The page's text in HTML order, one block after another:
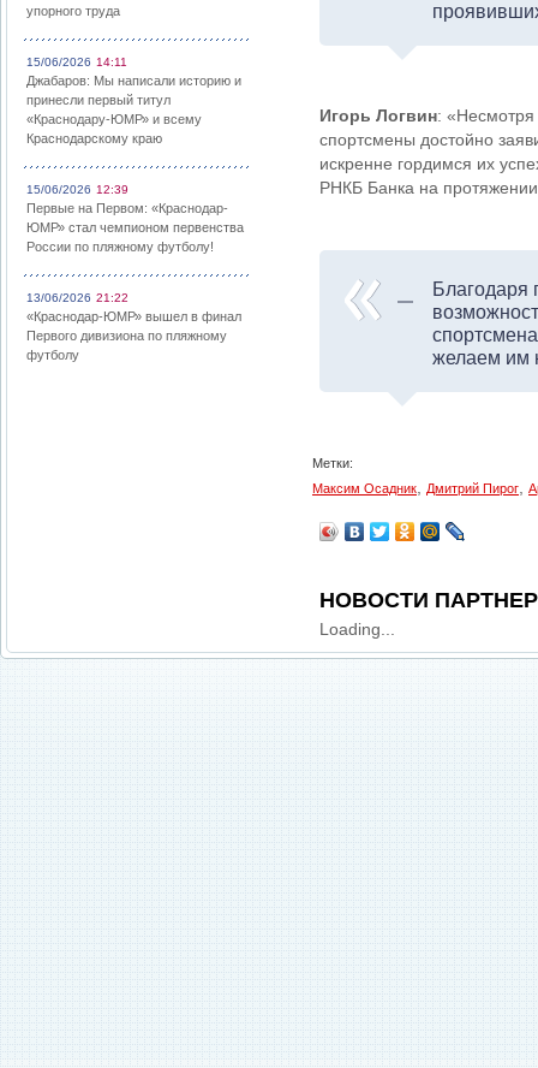
упорного труда
15/06/2026 14:11
Джабаров: Мы написали историю и
принесли первый титул
«Краснодару-ЮМР» и всему
Краснодарскому краю
15/06/2026 12:39
Первые на Первом: «Краснодар-
ЮМР» стал чемпионом первенства
России по пляжному футболу!
13/06/2026 21:22
«Краснодар-ЮМР» вышел в финал
Первого дивизиона по пляжному
футболу
Игорь Логвин:
спортсмены достойно
искренне гордимся их
РНКБ Банка на
Благодаря
желаем им
Метки:
Максим Осадник
Дмитрий Пирог
НОВОСТИ
Loading...